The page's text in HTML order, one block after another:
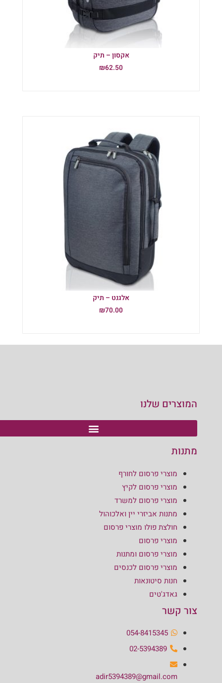
אקסון – תיק
₪62.50
אלגנט – תיק
₪70.00
המוצרים שלנו
מתנות
מוצרי פרסום לחורף
מוצרי פרסום לקיץ
מוצרי פרסום למשרד
מתנות אביזרי יין ואלכוהול
חולצת פולו מוצרי פרסום
מוצרי פרסום
מוצרי פרסום ומתנות
מוצרי פרסום לכנסים
חנות סיטונאות
גאדג'טים
צור קשר
054-8415345
02-5394389
adir5394389@gmail.com